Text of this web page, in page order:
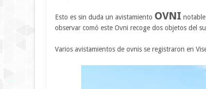
Esto es sin duda un avistamiento OVNI notable
observar comó este Ovni recoge dos objetos del
Varios avistamientos de ovnis se registraron en